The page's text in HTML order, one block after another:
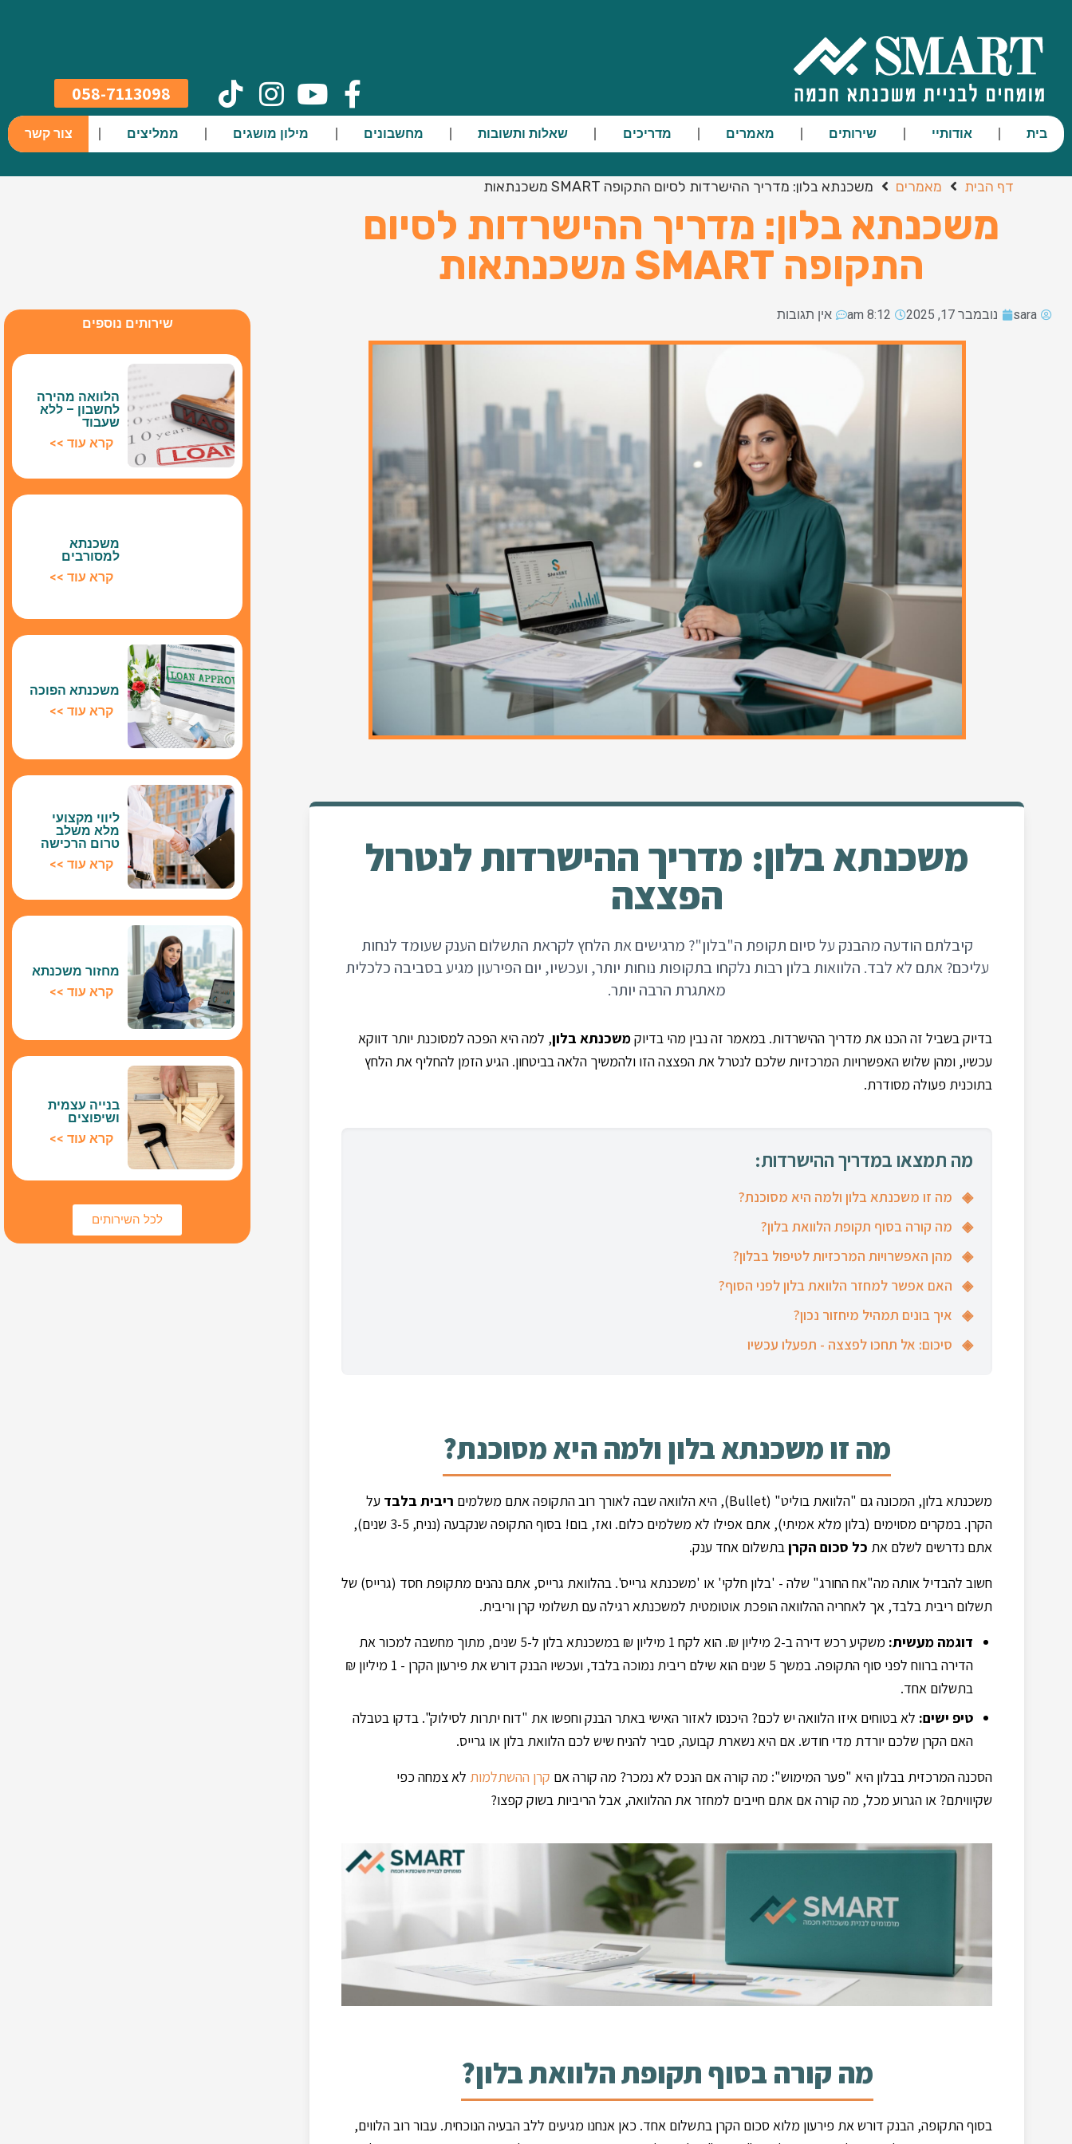
058-7113098
בית אודותיי שירותים מאמרים מדריכים שאלות ותשובות מחשבונים מילון מושגים ממליצים צור קשר
דף הבית מאמרים משכנתא בלון: מדריך ההישרדות לסיום התקופה SMART משכנתאות
משכנתא בלון: מדריך ההישרדות לסיום
התקופה SMART משכנתאות
sara נובמבר 17, 2025 8:12 am אין תגובות
משכנתא בלון: מדריך ההישרדות לנטרול
הפצצה
קיבלתם הודעה מהבנק על סיום תקופת ה"בלון"? מרגישים את הלחץ לקראת התשלום הענק שעומד לנחות
עליכם? אתם לא לבד. הלוואות בלון רבות נלקחו בתקופות נוחות יותר, ועכשיו, יום הפירעון מגיע בסביבה כלכלית
מאתגרת הרבה יותר.
בדיוק בשביל זה הכנו את מדריך ההישרדות. במאמר זה נבין מהי בדיוקמשכנתא בלון, למה היא הפכה למסוכנת יותר דווקא
עכשיו, ומהן שלוש האפשרויות המרכזיות שלכם לנטרל את הפצצה הזו ולהמשיך הלאה בביטחון. הגיע הזמן להחליף את הלחץ
בתוכנית פעולה מסודרת.
מה תמצאו במדריך ההישרדות:
מה זו משכנתא בלון ולמה היא מסוכנת?
מה קורה בסוף תקופת הלוואת בלון?
מהן האפשרויות המרכזיות לטיפול בבלון?
האם אפשר למחזר הלוואת בלון לפני הסוף?
איך בונים תמהיל מיחזור נכון?
סיכום: אל תחכו לפצצה - תפעלו עכשיו
מה זו משכנתא בלון ולמה היא מסוכנת?
משכנתא בלון, המכונה גם "הלוואת בוליט" (Bullet), היא הלוואה שבה לאורך רוב התקופה אתם משלמים ריבית בלבד על
הקרן. במקרים מסוימים (בלון מלא אמיתי), אתם אפילו לא משלמים כלום. ואז, בום! בסוף התקופה שנקבעה (נניח, 3-5 שנים),
אתם נדרשים לשלם את כל סכום הקרןבתשלום אחד ענק.
חשוב להבדיל אותה מה"אח החורג" שלה - 'בלון חלקי' או 'משכנתא גרייס'. בהלוואת גרייס, אתם נהנים מתקופת חסד (גרייס) של
תשלום ריבית בלבד, אך לאחריה ההלוואה הופכת אוטומטית למשכנתא רגילה עם תשלומי קרן וריבית.
דוגמה מעשית:
משקיע רכש דירה ב-2 מיליון ₪. הוא לקח 1 מיליון ₪ במשכנתא בלון ל-5 שנים, מתוך מחשבה למכור את
הדירה ברווח לפני סוף התקופה. במשך 5 שנים הוא שילם ריבית נמוכה בלבד, ועכשיו הבנק דורש את פירעון הקרן - 1 מיליון ₪
בתשלום אחד.
טיפ ישים: לא בטוחים איזו הלוואה יש לכם? היכנסו לאזור האישי באתר הבנק וחפשו את "דוח יתרות לסילוק". בדקו בטבלה
האם הקרן שלכם יורדת מדי חודש. אם היא נשארת קבועה, סביר להניח שיש לכם הלוואת בלון או גרייס.
הסכנה המרכזית בבלון היא "פער המימוש": מה קורה אם הנכס לא נמכר? מה קורה אם קרן ההשתלמות לא צמחה כפי
שקיוויתם? או הגרוע מכל, מה קורה אם אתם חייבים למחזר את ההלוואה, אבל הריביות בשוק קפצו?
מה קורה בסוף תקופת הלוואת בלון?
בסוף התקופה, הבנק דורש את פירעון מלוא סכום הקרן בתשלום אחד. כאן אנחנו מגיעים ללב הבעיה הנוכחית. עבור רוב הלווים,
שירותים נוספים
הלוואה מהירה
לחשבון – ללא
שעבוד
קרא עוד >>
משכנתא
למסורבים
קרא עוד >>
משכנתא הפוכה
קרא עוד >>
ליווי מקצועי
מלא משלב
טרום הרכישה
קרא עוד >>
מחזור משכנתא
קרא עוד >>
בנייה עצמית
ושיפוצים
קרא עוד >>
לכל השירותים